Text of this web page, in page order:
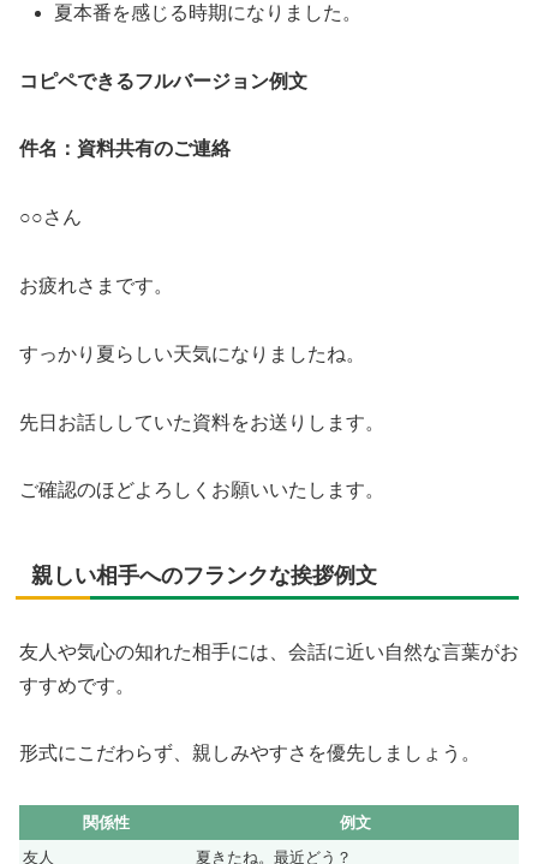
夏本番を感じる時期になりました。
コピペできるフルバージョン例文
件名：資料共有のご連絡
○○さん
お疲れさまです。
すっかり夏らしい天気になりましたね。
先日お話ししていた資料をお送りします。
ご確認のほどよろしくお願いいたします。
親しい相手へのフランクな挨拶例文
友人や気心の知れた相手には、会話に近い自然な言葉がお
すすめです。
形式にこだわらず、親しみやすさを優先しましょう。
関係性
例文
友人
夏きたね。最近どう？